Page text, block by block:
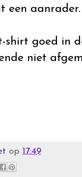
een aanrader.
goed in
niet
op 17:49